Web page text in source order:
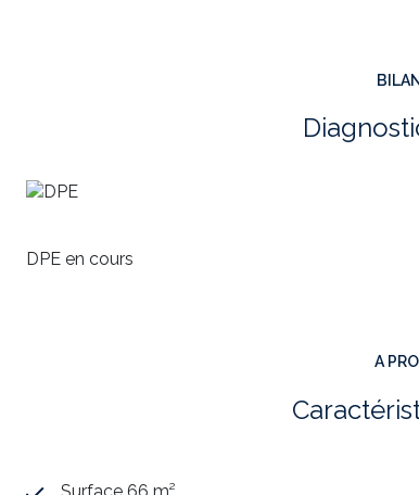
DPE en cours
A
Surface 66 m²